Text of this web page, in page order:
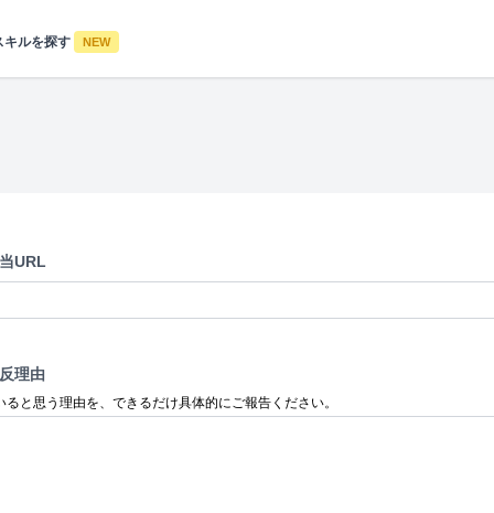
キルを探す NEW
URL
理由
ると思う理由を、できるだけ具体的にご報告ください。